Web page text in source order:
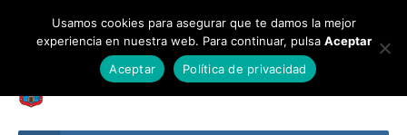
Usamos cookies para asegurar que te damos la mejor
experiencia en nuestra web. Para continuar, pulsa Aceptar
Aceptar
Política de privacidad